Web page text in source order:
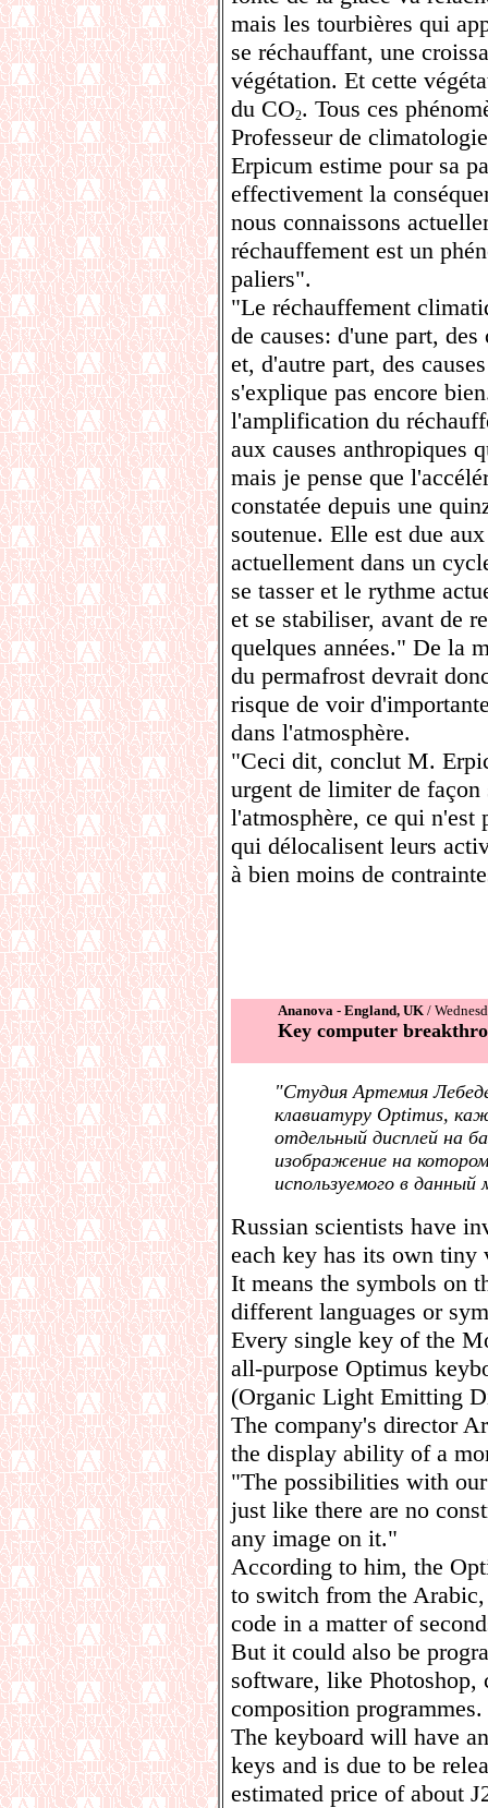
mais les tourbières qui
se réchauffant, une
végétation. Et cette
du CO2. Tous ces
Professeur de
Erpicum estime pour sa
effectivement la
nous connaissons
réchauffement est un
paliers".
"Le réchauffement
de causes: d'une part,
et, d'autre part, des
s'explique pas encore
l'amplification du
aux causes anthropiques
mais je pense que
constatée depuis une
soutenue. Elle est due
actuellement dans un
se tasser et le rythme
et se stabiliser, avant de
quelques années." De la
du permafrost devrait
risque de voir
dans l'atmosphère.
"Ceci dit, conclut M.
urgent de limiter de
l'atmosphère, ce qui n'est
qui délocalisent leurs
à bien moins de
Ananova - England, UK /
Key computer
"Студия Артемия
клавиатуру Optimus,
отдельный дисплей на
изображение на
используемого в
Russian scientists have
each key has its own tiny
It means the symbols on
different languages or
Every single key of the
all-purpose Optimus
(Organic Light Emitting
The company's director
the display ability of a
"The possibilities with
just like there are no
any image on it."
According to him, the
to switch from the
code in a matter of
But it could also be
software, like Photoshop,
composition programmes.
The keyboard will have
keys and is due to be
estimated price of about